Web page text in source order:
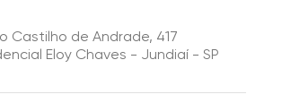
Castilho de Andrade, 417
Eloy Chaves - Jundiaí - SP